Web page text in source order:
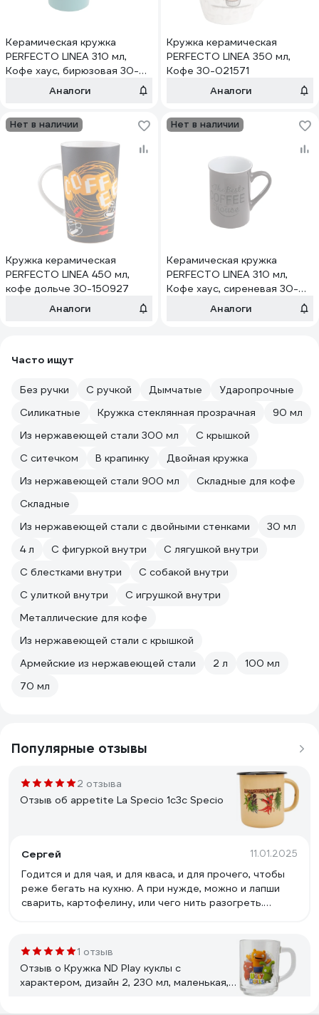
Керамическая кружка
PERFECTO LINEA 310 мл,
Кофе хаус, бирюзовая 30-
Аналоги
Кружка керамическая
PERFECTO LINEA 350 мл,
Кофе 30-021571
Аналоги
Нет в наличии
Кружка керамическая
PERFECTO LINEA 450 мл,
кофе дольче 30-150927
Аналоги
Нет в наличии
Керамическая кружка
PERFECTO LINEA 310 мл,
Кофе хаус, сиреневая 30-
Аналоги
Часто ищут
Без ручки С ручкой Дымчатые
Ударопрочные
Силикатные
Кружка стеклянная прозрачная
90 мл
Из нержавеющей стали 300 мл
С крышкой
С ситечком
В крапинку
Двойная кружка
Из нержавеющей стали 900 мл
Складные для кофе
Складные
Из нержавеющей стали с двойными стенками
30 мл
4 л
С фигуркой внутри
С лягушкой внутри
С блестками внутри
С собакой внутри
С улиткой внутри
С игрушкой внутри
Металлические для кофе
Из нержавеющей стали с крышкой
Армейские из нержавеющей стали
2 л
100 мл
70 мл
Популярные отзывы
2 отзыва
Отзыв об appetite La Specio 1с3с Specio
Сергей 11.01.2025
Годится и для чая, и для кваса, и для прочего, чтобы
реже бегать на кухню. А при нужде, можно и лапши
сварить, картофелину, или чего нить разогреть.
1 отзыв
Отзыв о Кружка ND Play куклы с
характером, дизайн 2, 230 мл, маленькая,